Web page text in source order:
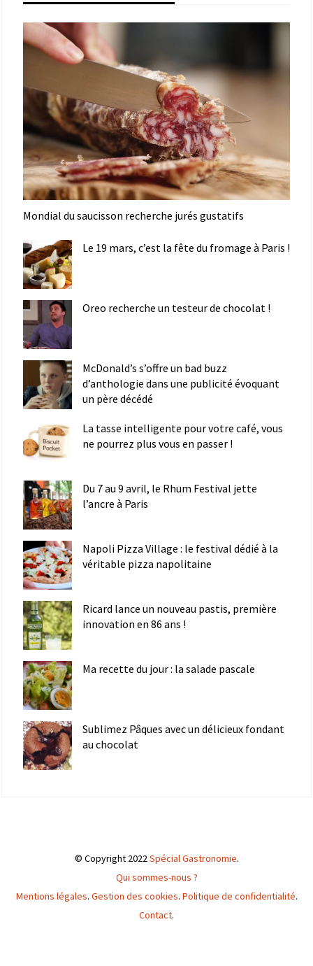
Mondial du saucisson recherche jurés gustatifs
Le 19 mars, c’est la fête du fromage à Paris !
Oreo recherche un testeur de chocolat !
McDonald’s s’offre un bad buzz
d’anthologie dans une publicité évoquant
un père décédé
La tasse intelligente pour votre café, vous
ne pourrez plus vous en passer !
Du 7 au 9 avril, le Rhum Festival jette
l’ancre à Paris
Napoli Pizza Village : le festival dédié à la
véritable pizza napolitaine
Ricard lance un nouveau pastis, première
innovation en 86 ans !
Ma recette du jour : la salade pascale
Sublimez Pâques avec un délicieux fondant
au chocolat
© Copyright 2022Spécial Gastronomie.
Qui sommes-nous ?
Mentions légales. Gestion des cookies. Politique de confidentialité.
Contact.